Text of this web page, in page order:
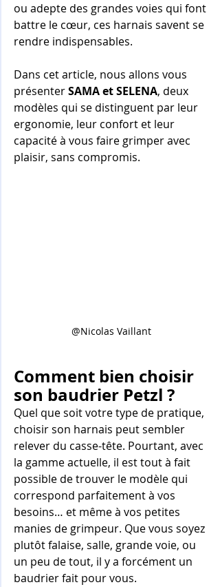
ou adepte des grandes voies qui font
battre le cœur, ces harnais savent se
rendre indispensables.
Dans cet article, nous allons vous
présenter SAMA et SELENA, deux
modèles qui se distinguent par leur
ergonomie, leur confort et leur
capacité à vous faire grimper avec
plaisir, sans compromis.
@Nicolas Vaillant
Comment bien choisir
son baudrier Petzl ?
Quel que soit votre type de pratique,
choisir son harnais peut sembler
relever du casse-tête. Pourtant, avec
la gamme actuelle, il est tout à fait
possible de trouver le modèle qui
correspond parfaitement à vos
besoins… et même à vos petites
manies de grimpeur. Que vous soyez
plutôt falaise, salle, grande voie, ou
un peu de tout, il y a forcément un
baudrier fait pour vous.